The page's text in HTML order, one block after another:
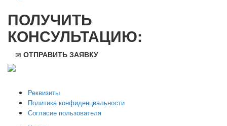
ПОЛУЧИТЬ
КОНСУЛЬТАЦИЮ:
ОТПРАВИТЬ ЗАЯВКУ
Реквизиты
Политика конфиденциальности
Согласие пользователя